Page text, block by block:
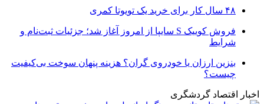
۴۸ سال کار برای خرید یک تویوتا کمری
فروش کوییک S سایپا از امروز آغاز شد؛ جزئیات ثبت‌نام و
شرایط
بنزین ارزان یا خودروی گران؟ هزینه پنهان سوخت بی‌کیفیت
چیست؟
اخبار اقتصاد گردشگری